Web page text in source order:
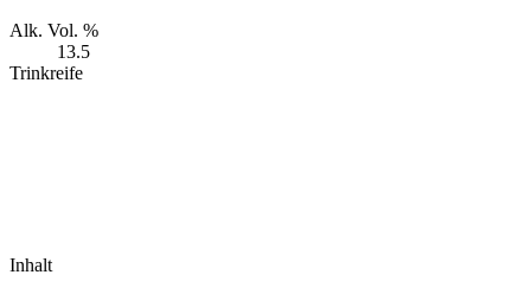
Alk. Vol. %
13.5
Trinkreife
Inhalt